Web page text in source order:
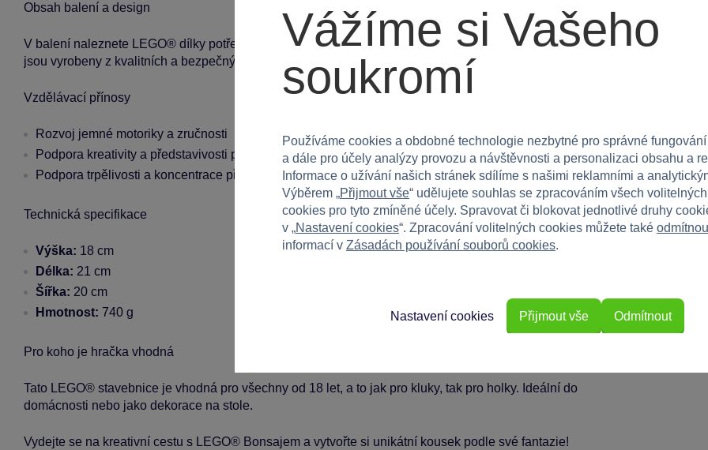
Obsah balení a design
V balení naleznete LEGO® dílky potřebné k sestavení bonsaje, květináče a podstavce. Všechny součástky
jsou vyrobeny z kvalitních a bezpečných plastových materiálů, které splňují přísné bezpečnostní standardy.
Vzdělávací přínosy
Rozvoj jemné motoriky a zručnosti
Podpora kreativity a představivosti při přizpůsobení bonsaje
Podpora trpělivosti a koncentrace při stavění
Technická specifikace
Výška: 18 cm
Délka: 21 cm
Šířka: 20 cm
Hmotnost: 740 g
Pro koho je hračka vhodná
Tato LEGO® stavebnice je vhodná pro všechny od 18 let, a to jak pro kluky, tak pro holky. Ideální do
domácnosti nebo jako dekorace na stole.
Vydejte se na kreativní cestu s LEGO® Bonsajem a vytvořte si unikátní kousek podle své fantazie!
Vážíme si Vašeho
soukromí
Používáme cookies a obdobné technologie nezbytné pro správné
a dále pro účely analýzy provozu a návštěvnosti a personalizaci obsahu a
Informace o užívání našich stránek sdílíme s našimi reklamními a
Výběrem „Přijmout vše“ udělujete souhlas se zpracováním všech
cookies pro tyto zmíněné účely. Spravovat či blokovat jednotlivé druhy
v „Nastavení cookies“. Zpracování volitelných cookies můžete také
informací v Zásadách používání souborů cookies.
Odmítnout
Nastavení cookies Přijmout vše